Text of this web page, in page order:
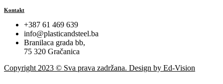
Kontakt
+387 61 469 639
info@plasticandsteel.ba
Branilaca grada bb,
75 320 Gračanica
Copyright 2023 © Sva prava zadržana. Design by Ed-Vision